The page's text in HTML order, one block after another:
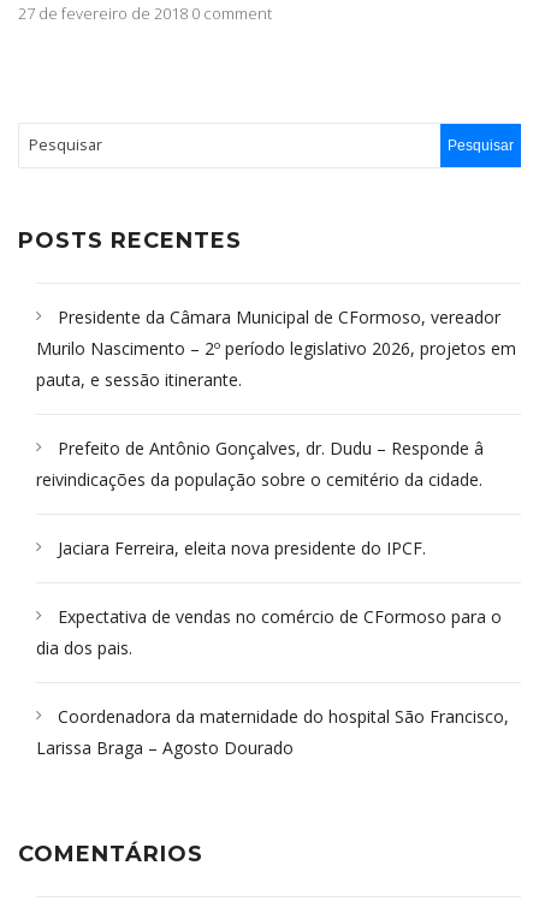
áudio
27 de fevereiro de 2018 0 comment
POSTS RECENTES
Presidente da Câmara Municipal de CFormoso, vereador
Murilo Nascimento – 2º período legislativo 2026, projetos em
pauta, e sessão itinerante.
Prefeito de Antônio Gonçalves, dr. Dudu – Responde â
reivindicações da população sobre o cemitério da cidade.
Jaciara Ferreira, eleita nova presidente do IPCF.
Expectativa de vendas no comércio de CFormoso para o
dia dos pais.
Coordenadora da maternidade do hospital São Francisco,
Larissa Braga – Agosto Dourado
COMENTÁRIOS